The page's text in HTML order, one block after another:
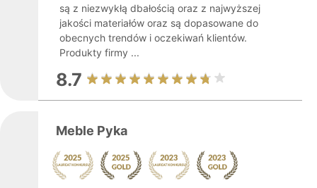
są z niezwykłą dbałością oraz z najwyższej
jakości materiałów oraz są dopasowane do
obecnych trendów i oczekiwań klientów.
Produkty firmy ...
8.7
Meble Pyka